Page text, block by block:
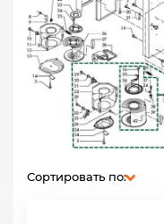
Сортировать по: